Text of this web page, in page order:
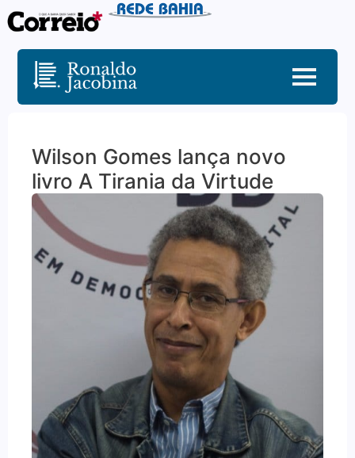
Wilson Gomes lança novo
livro A Tirania da Virtude